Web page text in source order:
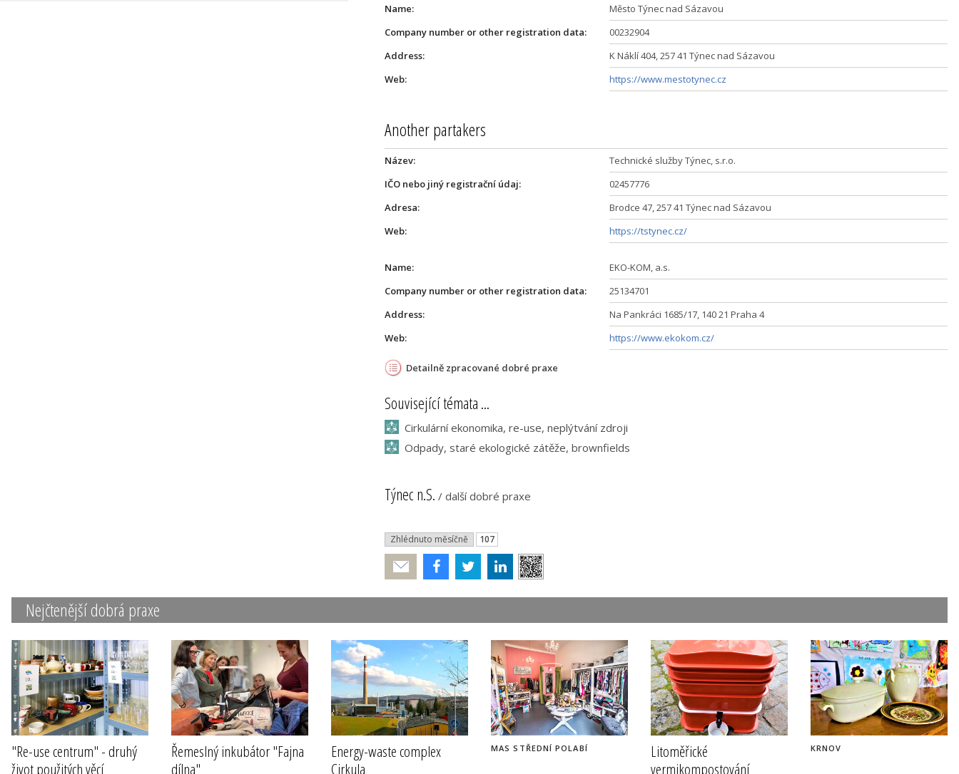
Name:
Město Týnec nad Sázavou
Company number or other registration data:
00232904
Address:
K Náklí 404, 257 41 Týnec nad Sázavou
Web:
https://www.mestotynec.cz
Another partakers
Název:
Technické služby Týnec, s.r.o.
IČO nebo jiný registrační údaj:
02457776
Adresa:
Brodce 47, 257 41 Týnec nad Sázavou
Web:
https://tstynec.cz/
Name:
EKO-KOM, a.s.
Company number or other registration data:
25134701
Address:
Na Pankráci 1685/17, 140 21 Praha 4
Web:
https://www.ekokom.cz/
Detailně zpracované dobré praxe
Související témata ...
Cirkulární ekonomika, re-use, neplýtvání zdroji
Odpady, staré ekologické zátěže, brownfields
Týnec n.S. / další dobré praxe
Zhlédnuto měsíčně 107
Poslat
Nejčtenější dobrá praxe
"Re-use centrum" - druhý
život použitých věcí
Řemeslný inkubátor "Fajna
dílna"
Energy-waste complex
Cirkula
MAS STŘEDNÍ POLABÍ
Litoměřické
vermikompostování
KRNOV